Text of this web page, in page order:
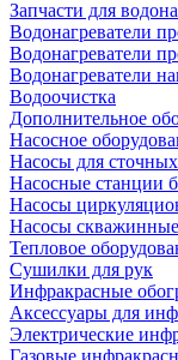
Запчасти для
Водонагреватели
Водонагреватели
Водонагреватели
Водоочистка
Дополнительное
Насосное
Насосы для
Насосные станции
Насосы
Насосы скважинные
Тепловое
Сушилки для рук
Инфракрасные
Аксессуары для
Электрические
Газовые